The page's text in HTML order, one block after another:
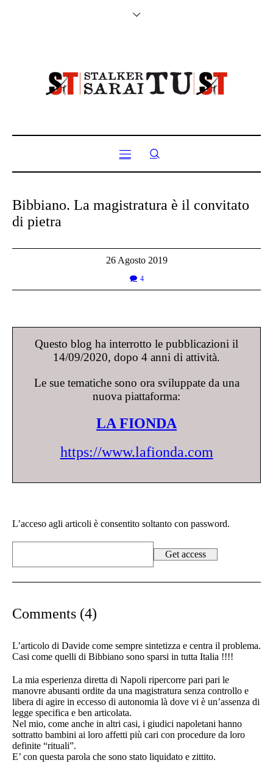
Bibbiano. La magistratura è il convitato
di pietra
26 Agosto 2019
4
Questo blog ha interrotto le pubblicazioni il
14/09/2020, dopo 4 anni di attività.
Le sue tematiche sono ora sviluppate da una
nuova piattaforma:
LA FIONDA
https://www.lafionda.com
L’acceso agli articoli è consentito soltanto con password.
Comments (4)
L’articolo di Davide come sempre sintetizza e centra il problema.
Casi come quelli di Bibbiano sono sparsi in tutta Italia !!!!
La mia esperienza diretta di Napoli ripercorre pari pari le
manovre abusanti ordite da una magistratura senza controllo e
libera di agire in eccesso di autonomia là dove vi è un’assenza di
legge specifica e ben articolata.
Nel mio, come anche in altri casi, i giudici napoletani hanno
sottratto bambini ai loro affetti più cari con procedure da loro
definite “rituali”.
E’ con questa parola che sono stato liquidato e zittito.